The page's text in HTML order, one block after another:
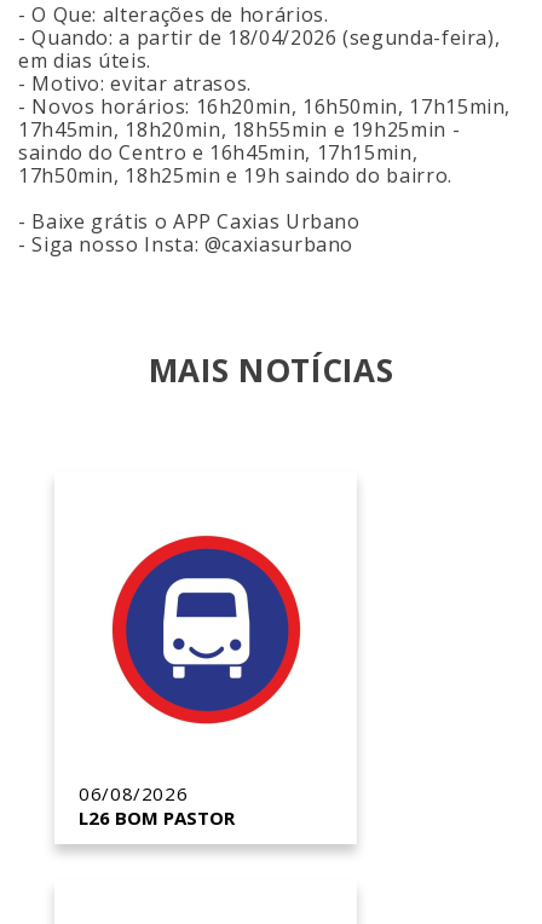
- O Que: alterações de horários.
- Quando: a partir de 18/04/2026 (segunda-feira),
em dias úteis.
- Motivo: evitar atrasos.
- Novos horários: 16h20min, 16h50min, 17h15min,
17h45min, 18h20min, 18h55min e 19h25min -
saindo do Centro e 16h45min, 17h15min,
17h50min, 18h25min e 19h saindo do bairro.
- Baixe grátis o APP Caxias Urbano
- Siga nosso Insta: @caxiasurbano
MAIS NOTÍCIAS
06/08/2026
L26 BOM PASTOR